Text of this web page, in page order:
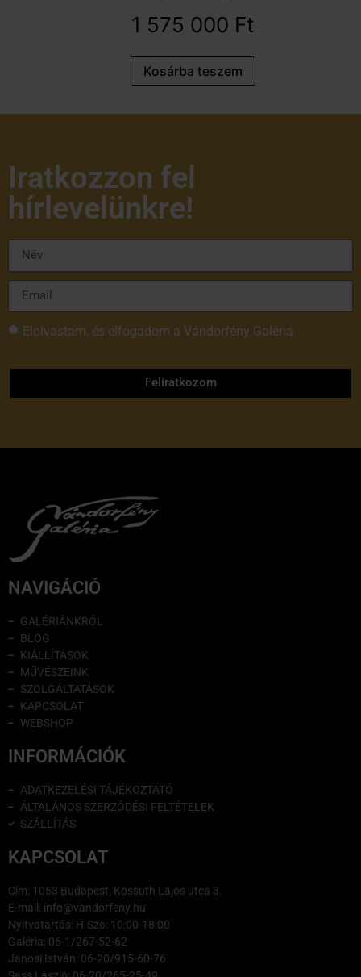
1 575 000 Ft
Kosárba teszem
Iratkozzon fel
hírlevelünkre!
Elolvastam, és elfogadom a Vándorfény Galéria
Feliratkozom
NAVIGÁCIÓ
GALÉRIÁNKRÓL
BLOG
KIÁLLÍTÁSOK
MŰVÉSZEINK
SZOLGÁLTATÁSOK
KAPCSOLAT
WEBSHOP
INFORMÁCIÓK
ADATKEZELÉSI TÁJÉKOZTATÓ
ÁLTALÁNOS SZERZŐDÉSI FELTÉTELEK
SZÁLLÍTÁS
KAPCSOLAT
Cím: 1053 Budapest, Kossuth Lajos utca 3.
E-mail: info@vandorfeny.hu
Nyitvatartás: H-Szo: 10:00-18:00
Galéria: 06-1/267-52-62
Jánosi István: 06-20/915-60-76